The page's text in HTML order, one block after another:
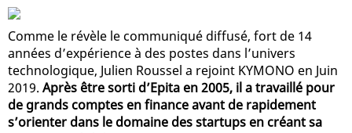
Comme le révèle le communiqué diffusé, fort de 14
années d’expérience à des postes dans l’univers
technologique, Julien Roussel a rejoint KYMONO en Juin
2019. Après être sorti d’Epita en 2005, il a travaillé pour
de grands comptes en finance avant de rapidement
s’orienter dans le domaine des startups en créant sa